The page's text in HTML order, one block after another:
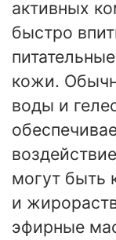
активных
быстро
кожи.
воды и
могут быть
и
эфирные